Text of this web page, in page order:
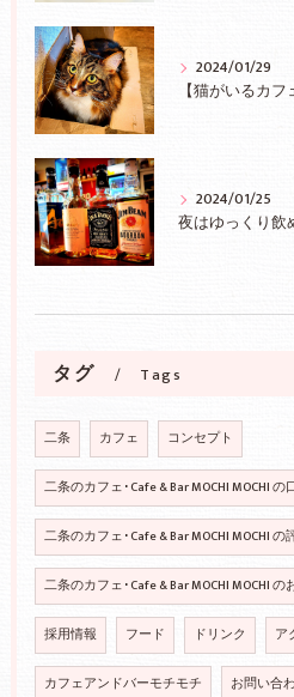
2024/01/29
2024/01/25
タグ Tags
二条 カフェ コンセプト
二条のカフェ･Cafe & Bar MOCHI MOCHI
二条のカフェ･Cafe & Bar MOCHI MOCHI の
二条のカフェ･Cafe & Bar MOCHI MOCHI
採用情報 フード ドリンク ア
カフェアンドバーモチモチ お問い合